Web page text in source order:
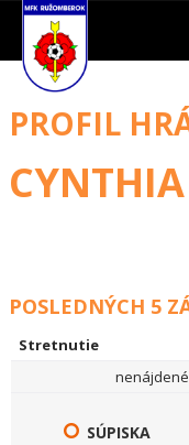
PROFIL
POSLEDNÝCH 5
Stretnutie
SÚPISKA